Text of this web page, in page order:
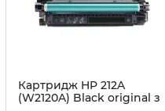
Картридж HP 212A
(W2120A) Black original з